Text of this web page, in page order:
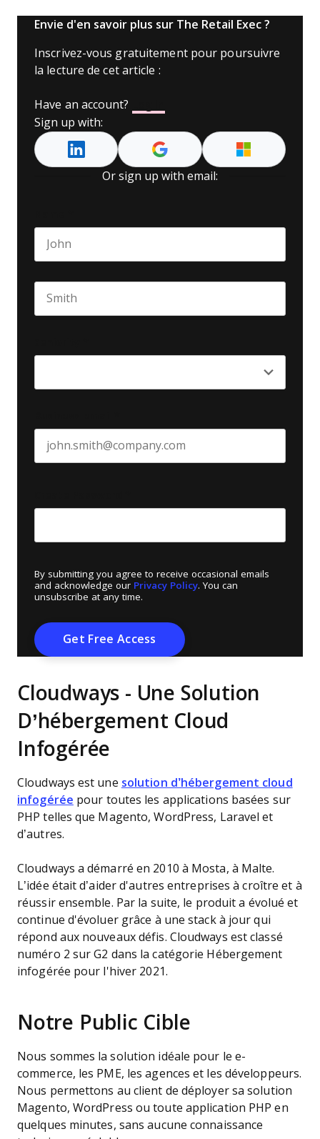
Envie d'en savoir plus sur The Retail Exec ?
Inscrivez-vous gratuitement pour poursuivre
la lecture de cet article :
Have an account?
Sign up with:
Or sign up with email:
By submitting you agree to receive occasional emails
and acknowledge our Privacy Policy. You can
unsubscribe at any time.
Cloudways - Une Solution
D’hébergement Cloud
Infogérée
Cloudways est une solution d’hébergement cloud
infogérée pour toutes les applications basées sur
PHP telles que Magento, WordPress, Laravel et
d’autres.
Cloudways a démarré en 2010 à Mosta, à Malte.
L’idée était d’aider d'autres entreprises à croître et à
réussir ensemble. Par la suite, le produit a évolué et
continue d'évoluer grâce à une stack à jour qui
répond aux nouveaux défis. Cloudways est classé
numéro 2 sur G2 dans la catégorie Hébergement
infogérée pour l'hiver 2021.
Notre Public Cible
Nous sommes la solution idéale pour le e-
commerce, les PME, les agences et les développeurs.
Nous permettons au client de déployer sa solution
Magento, WordPress ou toute application PHP en
quelques minutes, sans aucune connaissance